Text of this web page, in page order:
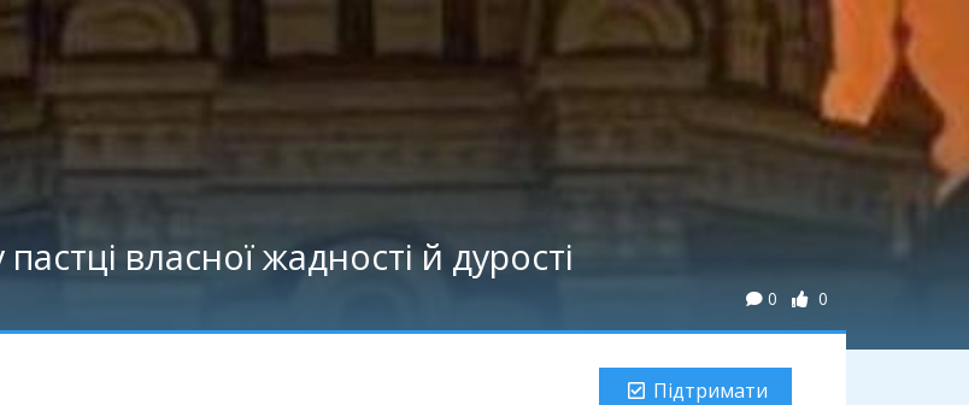
власної жадності й дурості
0 0
Підтримати